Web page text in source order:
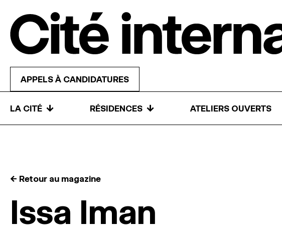
APPELS À CANDIDATURES
LA CITÉ ↓ RÉSIDENCES ↓ ATELIERS OUVERTS
← Retour au magazine
Issa Iman